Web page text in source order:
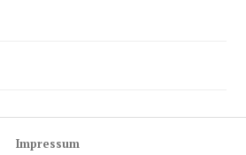
Impressum